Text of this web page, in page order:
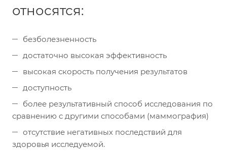
относятся:
безболезненность
достаточно высокая эффективность
высокая скорость получения результатов
доступность
более результативный способ исследования по
сравнению с другими способами (маммография)
отсутствие негативных последствий для
здоровья исследуемой.